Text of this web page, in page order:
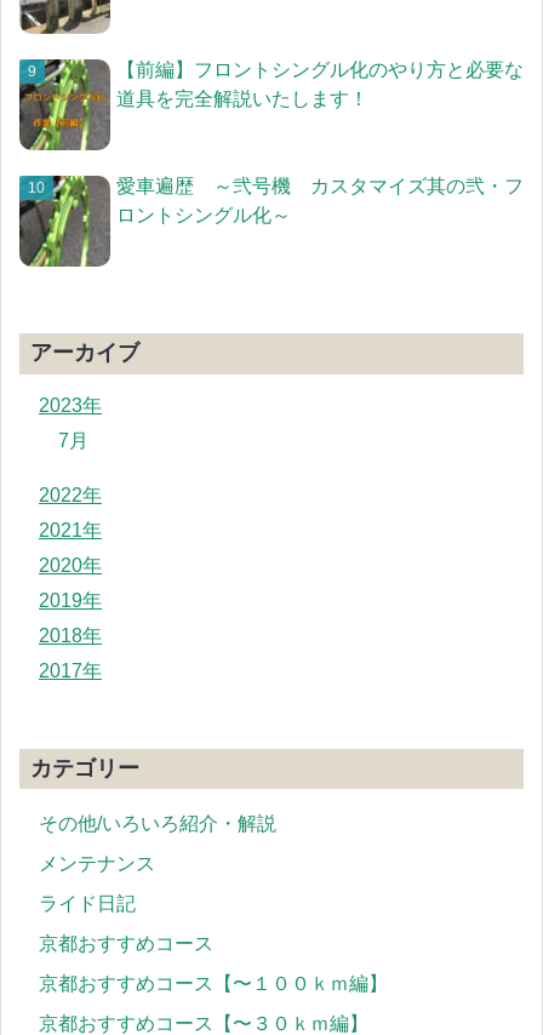
【前編】フロントシングル化のやり方と必要な
道具を完全解説いたします！
愛車遍歴 ～弐号機 カスタマイズ其の弐・フ
ロントシングル化～
アーカイブ
2023年
7月
2022年
2021年
2020年
2019年
2018年
2017年
カテゴリー
その他/いろいろ紹介・解説
メンテナンス
ライド日記
京都おすすめコース
京都おすすめコース【〜１００ｋｍ編】
京都おすすめコース【〜３０ｋｍ編】